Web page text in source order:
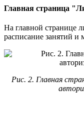
Главная страница
На главной странице
расписание занятий и
Рис. 2. Главная